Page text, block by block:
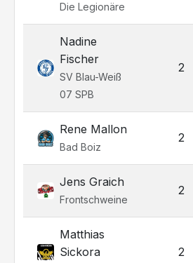
Die Legionäre
Nadine
Fischer
SV Blau-Weiß
07 SPB
2
Rene Mallon
Bad Boiz
2
Jens Graich
Frontschweine
2
Matthias
Sickora
2